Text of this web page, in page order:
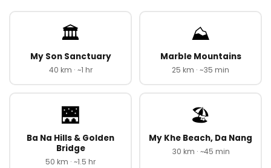
🏛️
My Son Sanctuary
40 km · ~1 hr
⛰️
Marble Mountains
25 km · ~35 min
🌉
Ba Na Hills & Golden
Bridge
50 km · ~1.5 hr
🏖️
My Khe Beach, Da Nang
30 km · ~45 min